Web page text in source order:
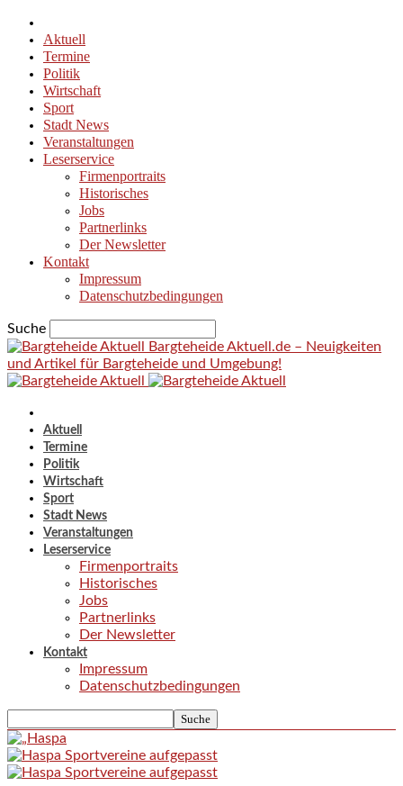
Aktuell
Termine
Politik
Wirtschaft
Sport
Stadt News
Veranstaltungen
Leserservice
Firmenportraits
Historisches
Jobs
Partnerlinks
Der Newsletter
Kontakt
Impressum
Datenschutzbedingungen
Suche
Bargteheide Aktuell.de – Neuigkeiten
und Artikel für Bargteheide und Umgebung!
Aktuell
Termine
Politik
Wirtschaft
Sport
Stadt News
Veranstaltungen
Leserservice
Firmenportraits
Historisches
Jobs
Partnerlinks
Der Newsletter
Kontakt
Impressum
Datenschutzbedingungen